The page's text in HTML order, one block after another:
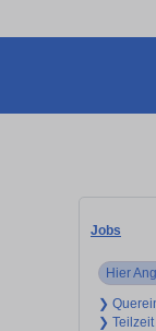
Jobs
Hier
❯
❯